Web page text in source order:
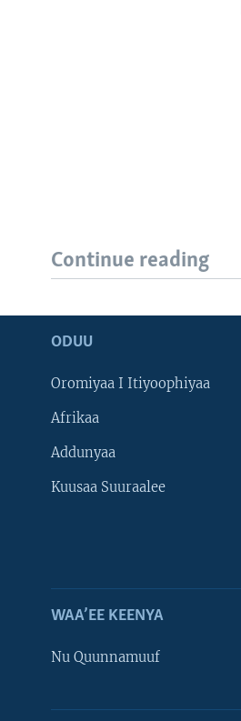
Continue reading
ODUU
Oromiyaa I Itiyoophiyaa
Afrikaa
Addunyaa
Kuusaa Suuraalee
WAA’EE KEENYA
Nu Quunnamuuf